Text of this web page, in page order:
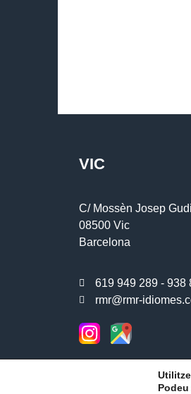
VIC
C/ Mossèn Josep
08500 Vic
Barcelona
619 949 289 - 938
rmr@rmr-